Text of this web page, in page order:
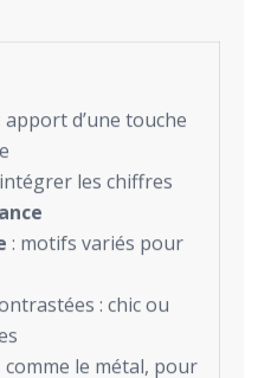
apport d’une touche
les chiffres
: motifs variés pour
: chic ou
le métal, pour